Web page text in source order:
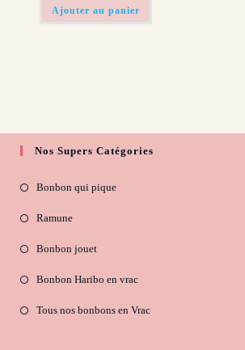
était :
1,49€.
est :
0,99€.
Ajouter au panier
Nos Supers Catégories
Bonbon qui pique
Ramune
Bonbon jouet
Bonbon Haribo en vrac
Tous nos bonbons en Vrac